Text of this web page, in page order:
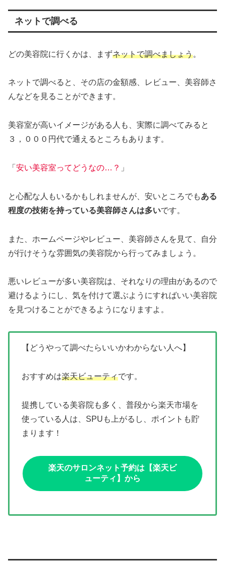
ネットで調べる
どの美容院に行くかは、まずネットで調べましょう。
ネットで調べると、その店の金額感、レビュー、美容師さ
んなどを見ることができます。
美容室が高いイメージがある人も、実際に調べてみると
３，０００円代で通えるところもあります。
「 安い美容室ってどうなの…？ 」
と心配な人もいるかもしれませんが、安いところでもある
程度の技術を持っている美容師さんは多いです。
また、ホームページやレビュー、美容師さんを見て、自分
が行けそうな雰囲気の美容院から行ってみましょう。
悪いレビューが多い美容院は、それなりの理由があるので
避けるようにし、気を付けて選ぶようにすればいい美容院
を見つけることができるようになりますよ。
【どうやって調べたらいいかわからない人へ】
おすすめは楽天ビューティです。
提携している美容院も多く、普段から楽天市場を
使っている人は、SPUも上がるし、ポイントも貯
まります！
楽天のサロンネット予約は【楽天ビ
ューティ】から